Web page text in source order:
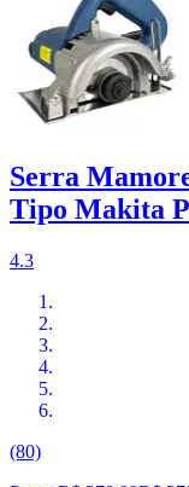
Serra
Tipo Makita
4.3
(80)